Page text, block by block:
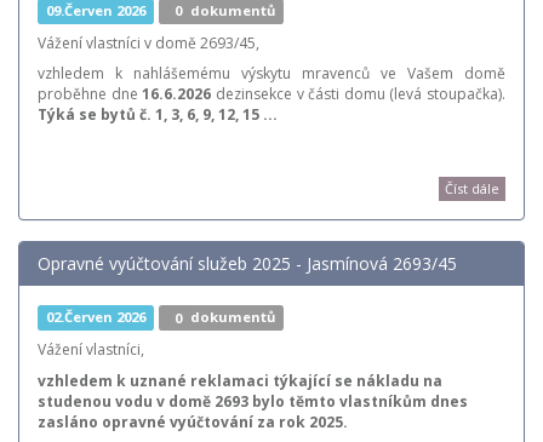
09.Červen 2026 0 dokumentů
Vážení vlastníci v domě 2693/45,
vzhledem k nahlášemému výskytu mravenců ve Vašem domě
proběhne dne16.6.2026 dezinsekce v části domu (levá stoupačka).
Týká se bytů č. 1, 3, 6, 9, 12, 15 ...
Číst dále
Opravné vyúčtování služeb 2025 - Jasmínová 2693/45
02.Červen 2026 0 dokumentů
Vážení vlastníci,
vzhledem k uznané reklamaci týkající se nákladu na
studenou vodu v domě 2693 bylo těmto vlastníkům dnes
zasláno opravné vyúčtování za rok 2025.